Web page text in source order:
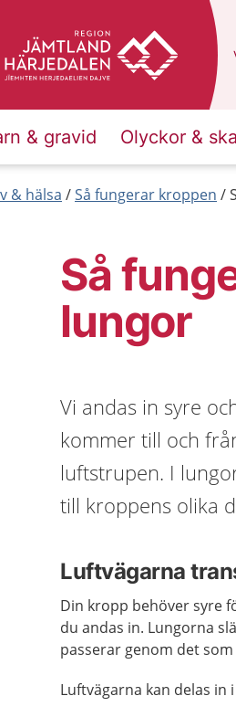
& gravid Olyckor &
& hälsa Så fungerar kroppen
Så
lungor
Vi andas in syre
kommer till och
luftstrupen. I
till kroppens olika
Luftvägarna
Din kropp behöver syre
du andas in. Lungorna
passerar genom det
Luftvägarna kan delas in